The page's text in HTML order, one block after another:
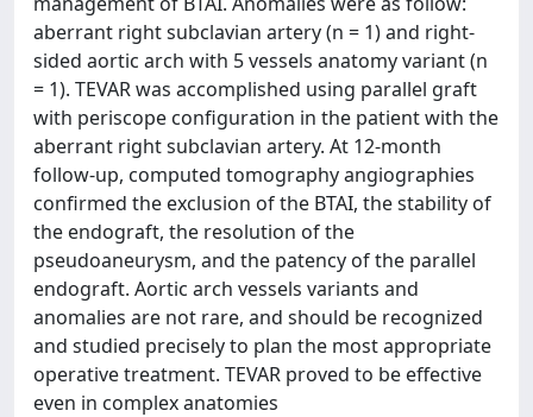
aberrant right subclavian artery (n = 1) and right-
sided aortic arch with 5 vessels anatomy variant (n
= 1). TEVAR was accomplished using parallel graft
with periscope configuration in the patient with the
aberrant right subclavian artery. At 12-month
follow-up, computed tomography angiographies
confirmed the exclusion of the BTAI, the stability of
the endograft, the resolution of the
pseudoaneurysm, and the patency of the parallel
endograft. Aortic arch vessels variants and
anomalies are not rare, and should be recognized
and studied precisely to plan the most appropriate
operative treatment. TEVAR proved to be effective
even in complex anatomies